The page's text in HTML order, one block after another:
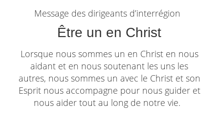
Message des dirigeants d’interrégion
Être un en Christ
Lorsque nous sommes un en Christ en nous
aidant et en nous soutenant les uns les
autres, nous sommes un avec le Christ et son
Esprit nous accompagne pour nous guider et
nous aider tout au long de notre vie.